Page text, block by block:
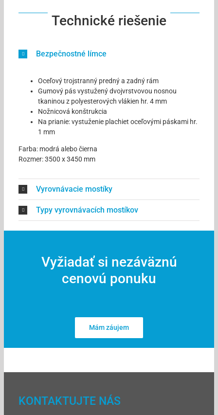
Technické riešenie
Bezpečnostné límce
Oceľový trojstranný predný a zadný rám
Gumový pás vystužený dvojvrstvovou nosnou
tkaninou z polyesterových vlákien hr. 4 mm
Nožnicová konštrukcia
Na prianie: vystuženie plachiet oceľovými páskami hr.
1 mm
Farba: modrá alebo čierna
Rozmer: 3500 x 3450 mm
Vyrovnávacie mostíky
Typy vyrovnávacích mostíkov
Vyžiadať si nezáväznú
cenovú ponuku
Mám záujem
KONTAKTUJTE NÁS